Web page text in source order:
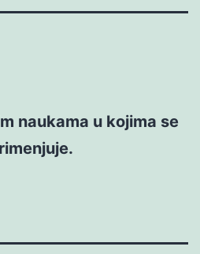
naukama u kojima se